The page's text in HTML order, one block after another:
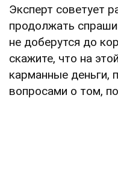
Эксперт советует
продолжать
не доберутся до
скажите, что на
карманные деньги,
вопросами о том,